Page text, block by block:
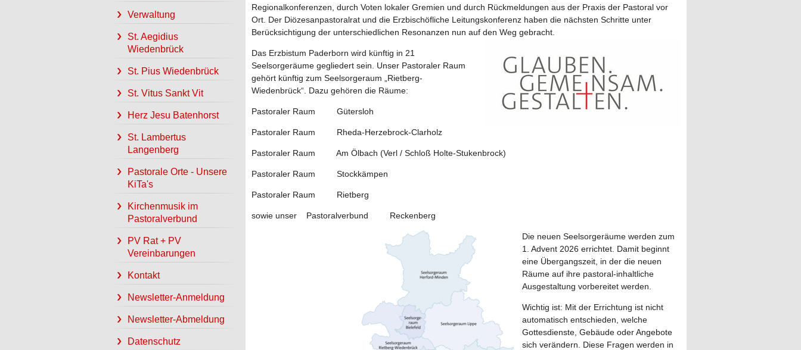
Verwaltung
St. Aegidius
Wiedenbrück
St. Pius Wiedenbrück
St. Vitus Sankt Vit
Herz Jesu Batenhorst
St. Lambertus
Langenberg
Pastorale Orte - Unsere
KiTa's
Kirchenmusik im
Pastoralverbund
PV Rat + PV
Vereinbarungen
Kontakt
Newsletter-Anmeldung
Newsletter-Abmeldung
Datenschutz
Regionalkonferenzen, durch Voten lokaler Gremien und durch Rückmeldungen aus der Praxis der Pastoral vor
Ort. Der Diözesanpastoralrat und die Erzbischöfliche Leitungskonferenz haben die nächsten Schritte unter
Berücksichtigung der unterschiedlichen Resonanzen nun auf den Weg gebracht.
Das Erzbistum Paderborn wird künftig in 21
Seelsorgeräume gegliedert sein. Unser Pastoraler Raum
gehört künftig zum Seelsorgeraum „Rietberg-
Wiedenbrück“. Dazu gehören die Räume:
Pastoraler Raum Gütersloh
Pastoraler Raum Rheda-Herzebrock-Clarholz
Pastoraler Raum Am Ölbach (Verl / Schloß Holte-Stukenbrock)
Pastoraler Raum Stockkämpen
Pastoraler Raum Rietberg
sowie unser Pastoralverbund Reckenberg
Die neuen Seelsorgeräume werden zum
1. Advent 2026 errichtet. Damit beginnt
eine Übergangszeit, in der die neuen
Räume auf ihre pastoral-inhaltliche
Ausgestaltung vorbereitet werden.
Wichtig ist: Mit der Errichtung ist nicht
automatisch entschieden, welche
Gottesdienste, Gebäude oder Angebote
sich verändern. Diese Fragen werden in